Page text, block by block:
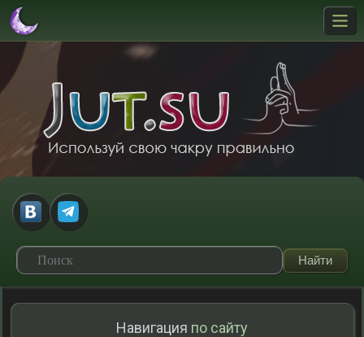
Навигация по сайту